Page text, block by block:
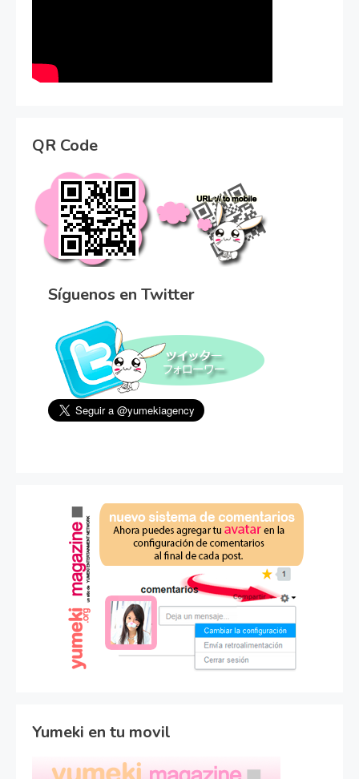
QR Code
Síguenos en Twitter
Yumeki en tu movil